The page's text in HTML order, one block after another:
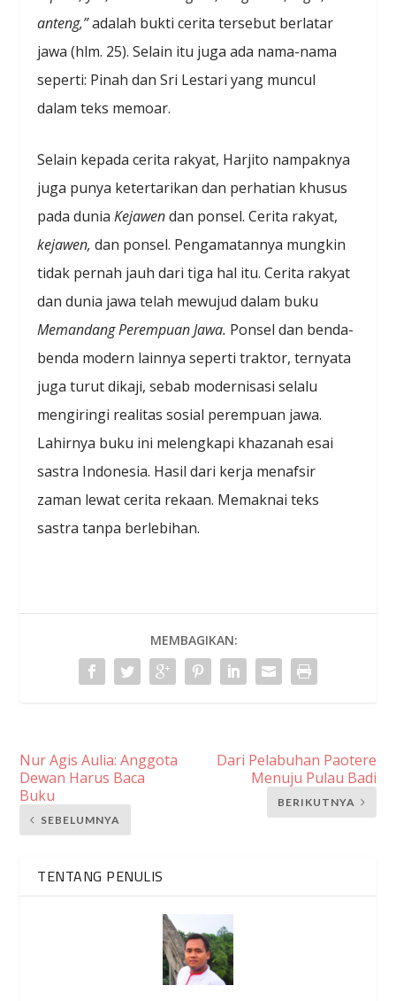
anteng,”adalah bukti cerita tersebut berlatar
jawa (hlm. 25). Selain itu juga ada nama-nama
seperti: Pinah dan Sri Lestari yang muncul
dalam teks memoar.
Selain kepada cerita rakyat, Harjito nampaknya
juga punya ketertarikan dan perhatian khusus
pada duniaKejawendan ponsel. Cerita rakyat,
kejawen,dan ponsel. Pengamatannya mungkin
tidak pernah jauh dari tiga hal itu. Cerita rakyat
dan dunia jawa telah mewujud dalam buku
Memandang Perempuan Jawa. Ponsel dan benda-
benda modern lainnya seperti traktor, ternyata
juga turut dikaji, sebab modernisasi selalu
mengiringi realitas sosial perempuan jawa.
Lahirnya buku ini melengkapi khazanah esai
sastra Indonesia. Hasil dari kerja menafsir
zaman lewat cerita rekaan. Memaknai teks
sastra tanpa berlebihan.
MEMBAGIKAN:
Nur Agis Aulia: Anggota
Dewan Harus Baca
Buku
SEBELUMNYA
Dari Pelabuhan Paotere
Menuju Pulau Badi
BERIKUTNYA
TENTANG PENULIS